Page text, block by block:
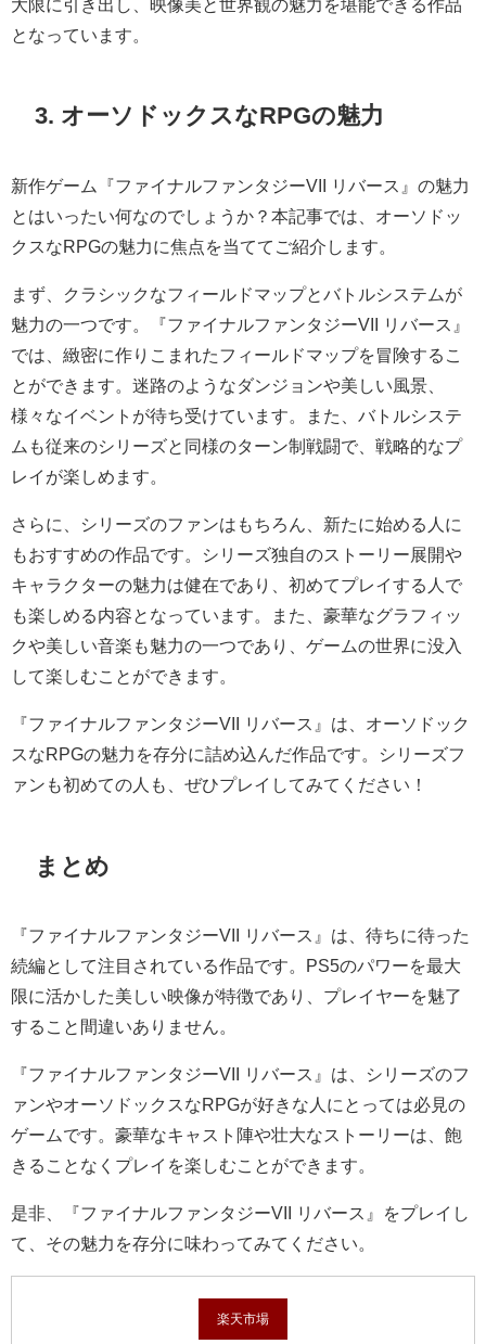
大限に引き出し、映像美と世界観の魅力を堪能できる作品
となっています。
3. オーソドックスなRPGの魅力
新作ゲーム『ファイナルファンタジーVII リバース』の魅力
とはいったい何なのでしょうか？本記事では、オーソドッ
クスなRPGの魅力に焦点を当ててご紹介します。
まず、クラシックなフィールドマップとバトルシステムが
魅力の一つです。『ファイナルファンタジーVII リバース』
では、緻密に作りこまれたフィールドマップを冒険するこ
とができます。迷路のようなダンジョンや美しい風景、
様々なイベントが待ち受けています。また、バトルシステ
ムも従来のシリーズと同様のターン制戦闘で、戦略的なプ
レイが楽しめます。
さらに、シリーズのファンはもちろん、新たに始める人に
もおすすめの作品です。シリーズ独自のストーリー展開や
キャラクターの魅力は健在であり、初めてプレイする人で
も楽しめる内容となっています。また、豪華なグラフィッ
クや美しい音楽も魅力の一つであり、ゲームの世界に没入
して楽しむことができます。
『ファイナルファンタジーVII リバース』は、オーソドック
スなRPGの魅力を存分に詰め込んだ作品です。シリーズフ
ァンも初めての人も、ぜひプレイしてみてください！
まとめ
『ファイナルファンタジーVII リバース』は、待ちに待った
続編として注目されている作品です。PS5のパワーを最大
限に活かした美しい映像が特徴であり、プレイヤーを魅了
すること間違いありません。
『ファイナルファンタジーVII リバース』は、シリーズのフ
ァンやオーソドックスなRPGが好きな人にとっては必見の
ゲームです。豪華なキャスト陣や壮大なストーリーは、飽
きることなくプレイを楽しむことができます。
是非、『ファイナルファンタジーVII リバース』をプレイし
て、その魅力を存分に味わってみてください。
楽天市場